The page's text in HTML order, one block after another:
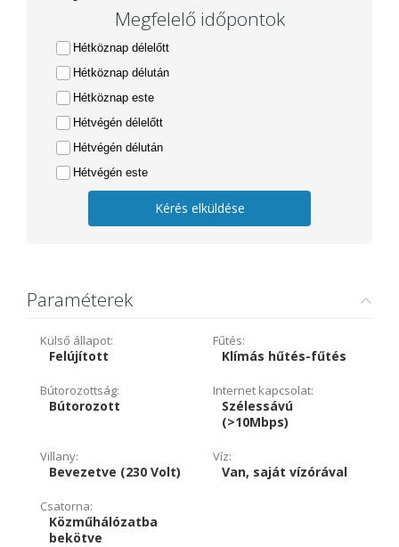
Megfelelő időpontok
Hétköznap délelőtt
Hétköznap délután
Hétköznap este
Hétvégén délelőtt
Hétvégén délután
Hétvégén este
Kérés elküldése
Paraméterek
Külső állapot:
Felújított
Fűtés:
Klímás hűtés-fűtés
Bútorozottság:
Bútorozott
Internet kapcsolat:
Szélessávú
(>10Mbps)
Villany:
Bevezetve (230 Volt)
Víz:
Van, saját vízórával
Csatorna:
Közműhálózatba
bekötve